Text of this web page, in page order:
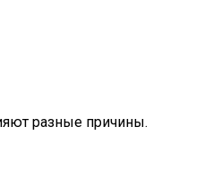
разные причины.